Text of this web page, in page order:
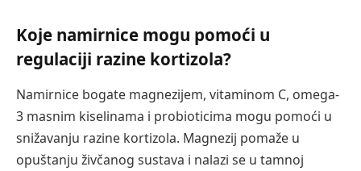
Koje namirnice mogu pomoći u
regulaciji razine kortizola?
Namirnice bogate magnezijem, vitaminom C, omega-
3 masnim kiselinama i probioticima mogu pomoći u
snižavanju razine kortizola. Magnezij pomaže u
opuštanju živčanog sustava i nalazi se u tamnoj